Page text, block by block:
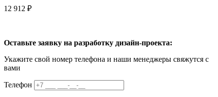
12 912 ₽
Оставьте заявку на разработку дизайн-проекта:
Укажите свой номер телефона и наши менеджеры свяжутся с
вами
Телефон